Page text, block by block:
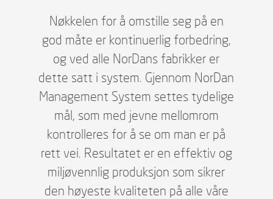
Nøkkelen for å omstille seg på en
god måte er kontinuerlig forbedring,
og ved alle NorDans fabrikker er
dette satt i system. Gjennom NorDan
Management System settes tydelige
mål, som med jevne mellomrom
kontrolleres for å se om man er på
rett vei. Resultatet er en effektiv og
miljøvennlig produksjon som sikrer
den høyeste kvaliteten på alle våre